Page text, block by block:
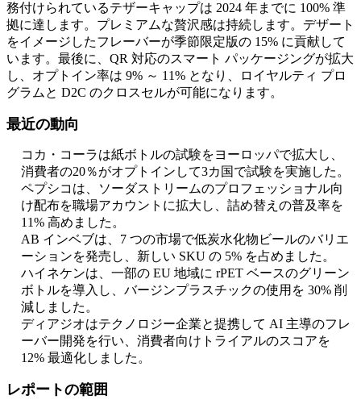
務付けられているテザーキャップは 2024 年までに 100% 準
拠に達します。プレミアムな贅沢感は持続します。デザート
をイメージしたフレーバーが季節限定版の 15% に貢献して
います。最後に、QR 対応のスマート パッケージングが拡大
し、オプトイン率は 9% ～ 11% となり、ロイヤルティ プロ
グラムと D2C のクロスセルが可能になります。
最近の動向
コカ・コーラは紙ボトルの試験をヨーロッパで拡大し、
消費者の20％がオプトインして3カ国で試験を実施した。
ペプシコは、ソーダストリームのプロフェッショナル向
け配布を職場アカウントに拡大し、詰め替えの普及率を
11% 高めました。
AB インベブは、7 つの市場で低炭水化物ビールのバリエ
ーションを発売し、新しい SKU の 5% を占めました。
ハイネケンは、一部の EU 地域に rPET ベースのグリーン
ボトルを導入し、バージンプラスチックの使用を 30% 削
減しました。
ディアジオはテクノロジー企業と提携して AI 主導のフレ
ーバー開発を行い、消費者向けトライアルのスコアを
12% 最適化しました。
レポートの範囲